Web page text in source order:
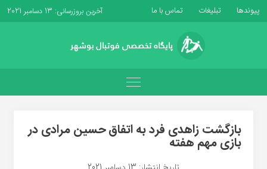
پیوندها تبلیغات تماس با ما آخرین بروزرسانی: 13 دسامبر 2021
بازگشت زاهدی فرد به اتفاق حسین مرادی در
بازی مهم هفته